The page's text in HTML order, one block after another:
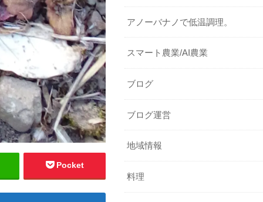
Pocket
アノーバナノで低温調理。
スマート農業/AI農業
ブログ
ブログ運営
地域情報
料理